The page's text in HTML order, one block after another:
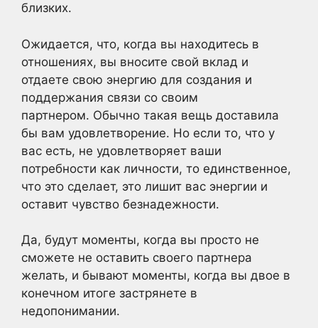
близких.
Ожидается, что, когда вы находитесь в
отношениях, вы вносите свой вклад и
отдаете свою энергию для создания и
поддержания связи со своим
партнером. Обычно такая вещь доставила
бы вам удовлетворение. Но если то, что у
вас есть, не удовлетворяет ваши
потребности как личности, то единственное,
что это сделает, это лишит вас энергии и
оставит чувство безнадежности.
Да, будут моменты, когда вы просто не
сможете не оставить своего партнера
желать, и бывают моменты, когда вы двое в
конечном итоге застрянете в
недопонимании.